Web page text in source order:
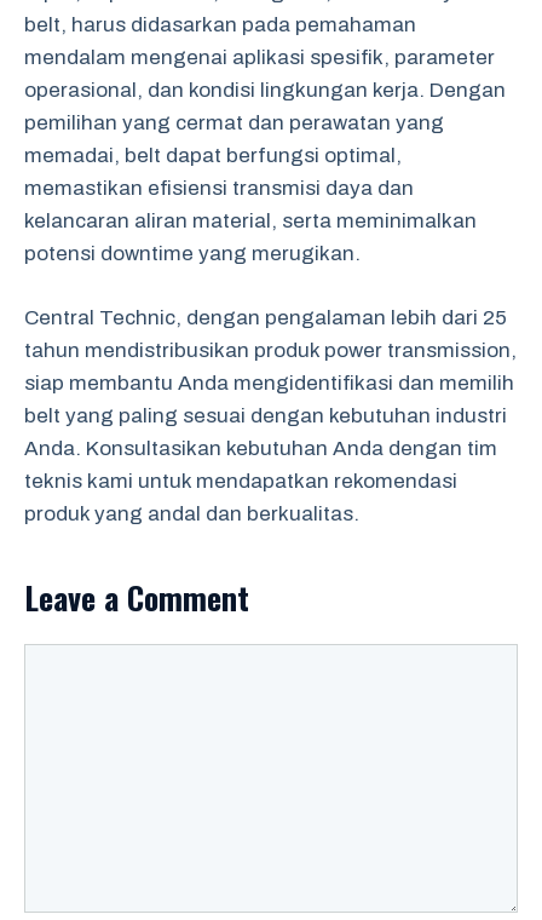
belt, harus didasarkan pada pemahaman
mendalam mengenai aplikasi spesifik, parameter
operasional, dan kondisi lingkungan kerja. Dengan
pemilihan yang cermat dan perawatan yang
memadai, belt dapat berfungsi optimal,
memastikan efisiensi transmisi daya dan
kelancaran aliran material, serta meminimalkan
potensi downtime yang merugikan.
Central Technic, dengan pengalaman lebih dari 25
tahun mendistribusikan produk power transmission,
siap membantu Anda mengidentifikasi dan memilih
belt yang paling sesuai dengan kebutuhan industri
Anda. Konsultasikan kebutuhan Anda dengan tim
teknis kami untuk mendapatkan rekomendasi
produk yang andal dan berkualitas.
Leave a Comment